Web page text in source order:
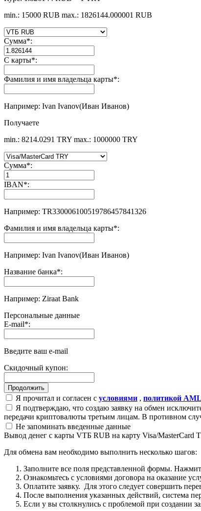
min.: 15000 RUB max.: 1826144.000001 RUB
Сумма*:
С карты*:
Фамилия и имя владельца карты*:
Например: Ivan Ivanov(Иван Иванов)
Получаете
min.: 8214.0291 TRY max.: 1000000 TRY
Сумма*:
IBAN*:
Например: TR330006100519786457841326
Фамилия и имя владельца карты*:
Например: Ivan Ivanov(Иван Иванов)
Название банка*:
Например: Ziraat Bank
Персональные данные
E-mail*:
Введите ваш e-mail
Скидочный купон:
Я прочитал и согласен с условиями , политикой
Я подтверждаю, что создаю заявку на обмен
передачи криптовалюты третьим лицам. В противном
Не запоминать введенные данные
Вывод денег с карты VТБ RUB на карту Visa/MasterCard
Для обмена вам необходимо выполнить несколько шагов:
Заполните все поля представленной формы.
Ознакомьтесь с условиями договора на оказание
Оплатите заявку. Для этого следует совершить
После выполнения указанных действий, система
Если у вы столкнулись с проблемой при создании